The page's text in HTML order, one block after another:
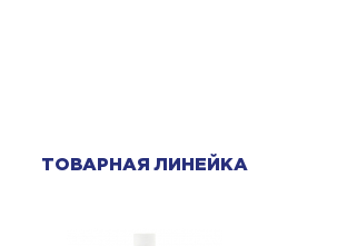
ТОВАРНАЯ ЛИНЕЙКА